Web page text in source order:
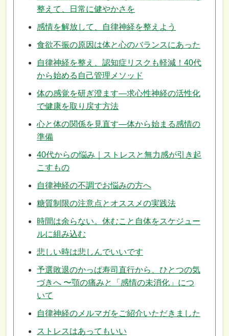
整えて、日常に健やかさを
感情を解放して、自律神経を整えよう
食欲不振の原因は体と心のバランスにあった
自律神経を整え、認知症リスクも軽減！40代
から始める自己管理メソッド
体の感覚を研ぎ澄ます—求心性神経の活性化
で健康を取り戻す方法
心と体の関係を見直す—体から始まる感情の
準備
40代からの悩み｜ストレスと無力感が引き起
こすもの
自律神経の不調でお悩みの方へ
糖質制限の注意点とオススメの実践法
時間は余らない。休むこと自体をスケジュー
ルに組み込む
悲しい時は悲しんでいいです
予選敗退のかっぱ寿司直行から、ひとつの気
づきへ 〜顎の痛みと「感情の未消化」につ
いて
自律神経のメルマガをご紹介いただきました
ストレスはあってもいい